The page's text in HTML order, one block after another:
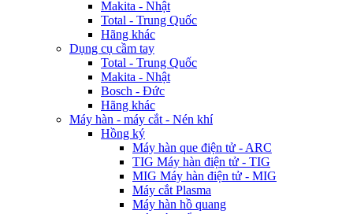
Makita - Nhật
Total - Trung Quốc
Hãng khác
Dụng cụ cầm tay
Total - Trung Quốc
Makita - Nhật
Bosch - Đức
Hãng khác
Máy hàn - máy cắt - Nén khí
Hồng ký
Máy hàn que điện tử - ARC
TIG Máy hàn điện tử - TIG
MIG Máy hàn điện tử - MIG
Máy cắt Plasma
Máy hàn hồ quang